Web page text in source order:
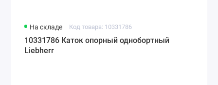
На складе Код товара: 10331786
10331786 Каток опорный однобортный
Liebherr